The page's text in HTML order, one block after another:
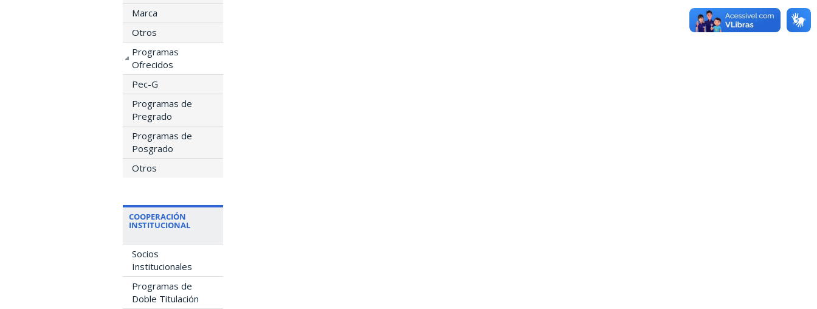
Marca
Otros
Programas
Ofrecidos
Pec-G
Programas de
Pregrado
Programas de
Posgrado
Otros
COOPERACIÓN
INSTITUCIONAL
Socios
Institucionales
Programas de
Doble Titulación